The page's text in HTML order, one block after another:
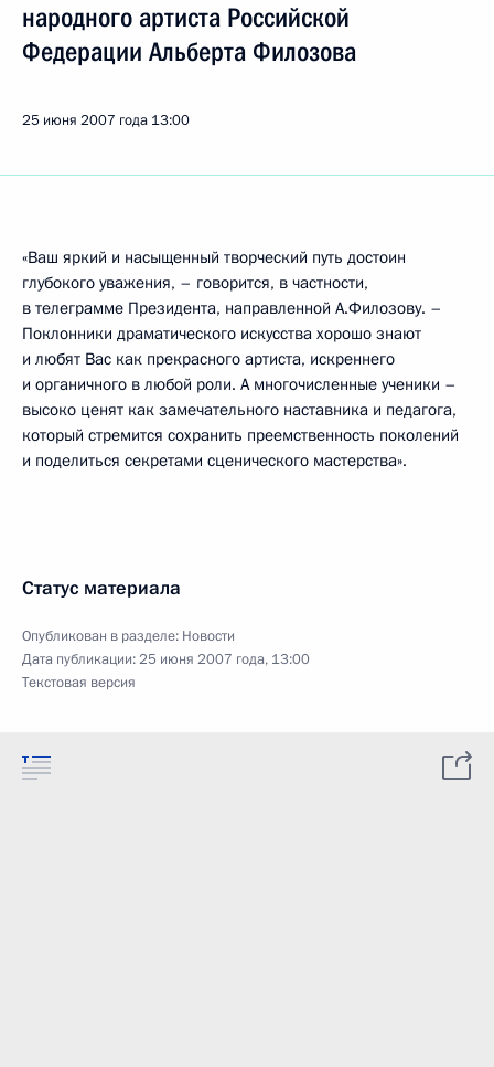
народного артиста Российской
Федерации Альберта Филозова
25 июня 2007 года 13:00
«Ваш яркий и насыщенный творческий путь достоин
глубокого уважения, – говорится, в частности,
в телеграмме Президента, направленной А.Филозову. –
Поклонники драматического искусства хорошо знают
и любят Вас как прекрасного артиста, искреннего
и органичного в любой роли. А многочисленные ученики –
высоко ценят как замечательного наставника и педагога,
который стремится сохранить преемственность поколений
и поделиться секретами сценического мастерства».
Статус материала
Опубликован в разделе: Новости
Дата публикации:25 июня 2007 года, 13:00
Текстовая версия